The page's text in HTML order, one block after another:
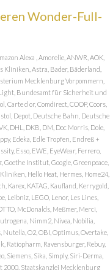
Wonder-Full-
Alexa , Amorelie, ANWR, AOK,
Kliniken, Astra, Bader, Bäderland,
Mecklenburg Vorpommern,
Bundesamt für Sicherheit und
d or, Comdirect, COOP, Coors,
Depot, Deutsche Bahn, Deutsche
DHL, DKB, DM, Doc Morris, Dole,
Edeka, Edle Tropfen, Endreß +
Esso, EWE, EyeWear, Ferrero,
Institut, Google, Greenpeace,
Hello Heat, Hermes, Home24,
Karex, KATAG, Kaufland, Kerrygold,
Leibniz, LEGO, Lenor, Les Lines,
McDonalds, Meßmer, Merci,
Nimm2, Nivea, Nobilia,
O2, OBI, Optimus, Overtake,
Ratiopharm, Ravensburger, Rebuy,
Siemens, Sika, Simply, Siri-Derma,
2000, Staatskanzlei Mecklenburg